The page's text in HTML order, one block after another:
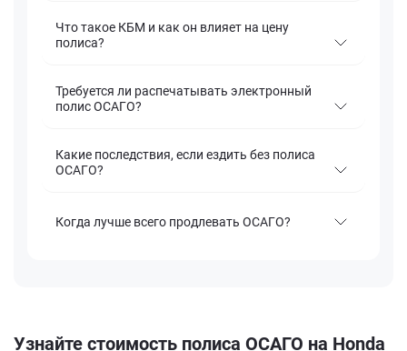
Что такое КБМ и как он влияет на цену
полиса?
Требуется ли распечатывать электронный
полис ОСАГО?
Какие последствия, если ездить без полиса
ОСАГО?
Когда лучше всего продлевать ОСАГО?
Узнайте стоимость полиса ОСАГО на Honda